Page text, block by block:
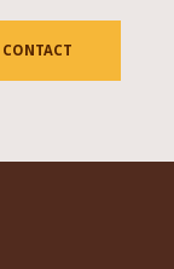
CONTACT